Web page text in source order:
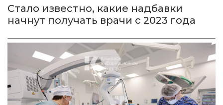
Стало известно, какие надбавки
начнут получать врачи с 2023 года